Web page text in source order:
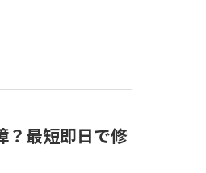
？最短即日で修